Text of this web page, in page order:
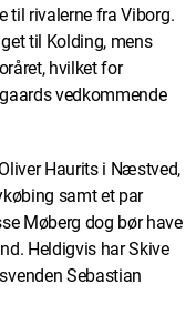
til rivalerne fra Viborg.
til Kolding, mens
hvilket for
vedkommende
Haurits i Næstved,
samt et par
Møberg dog bør have
Heldigvis har Skive
Sebastian